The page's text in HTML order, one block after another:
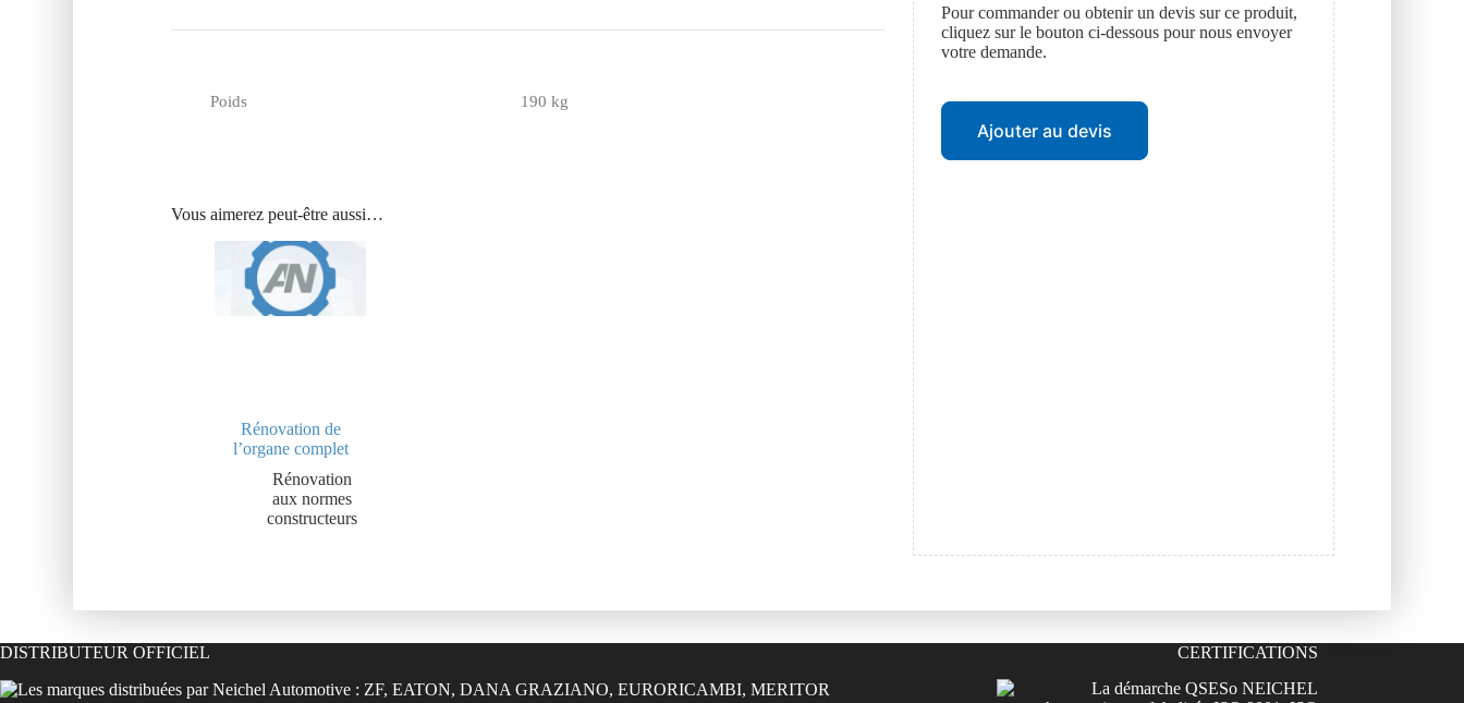
Poids 190 kg
Vous aimerez peut-être aussi…
Rénovation de
l’organe complet
Rénovation
aux normes
constructeurs
Pour commander ou obtenir un devis sur ce produit,
cliquez sur le bouton ci-dessous pour nous envoyer
votre demande.
Ajouter au devis
DISTRIBUTEUR OFFICIEL CERTIFICATIONS